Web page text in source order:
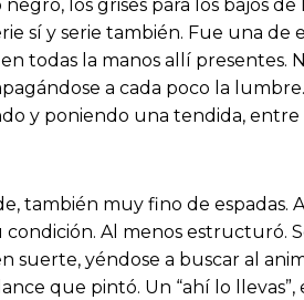
los grises para los bajos
sí y serie también. Fue una
todas la manos allí
a cada poco la
y poniendo una tendida,
también muy fino de
Al menos estructuró.
suerte, yéndose a buscar al
que pintó. Un “ahí lo